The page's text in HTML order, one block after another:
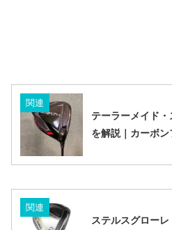
関連
テーラーメイド
を解説｜カーボ
関連
ステルスグロー